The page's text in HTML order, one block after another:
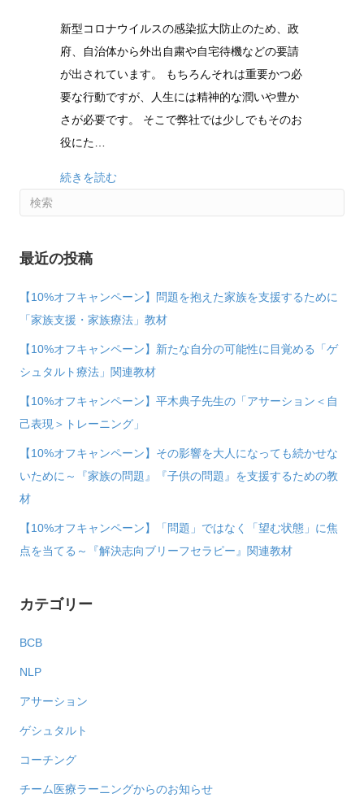
＜
自
己
表
現
ー
ロ
ナ
ウ
イ
ル
拡
粛
援
ン
は
新型コロナウイルスの感染拡大防止のため、政
府、自治体から外出自粛や自宅待機などの要請
が出されています。 もちろんそれは重要かつ必
要な行動ですが、人生には精神的な潤いや豊か
さが必要です。 そこで弊社では少しでもそのお
役にた…
続きを読む
最近の投稿
【10%オフキャンペーン】問題を抱えた家族を支援するために
「家族支援・家族療法」教材
【10%オフキャンペーン】新たな自分の可能性に目覚める「ゲ
シュタルト療法」関連教材
【10%オフキャンペーン】平木典子先生の「アサーション＜自
己表現＞トレーニング」
【10%オフキャンペーン】その影響を大人になっても続かせな
いために～『家族の問題』『子供の問題』を支援するための教
材
【10%オフキャンペーン】「問題」ではなく「望む状態」に焦
点を当てる～『解決志向ブリーフセラピー』関連教材
カテゴリー
BCB
NLP
アサーション
ゲシュタルト
コーチング
チーム医療ラーニングからのお知らせ